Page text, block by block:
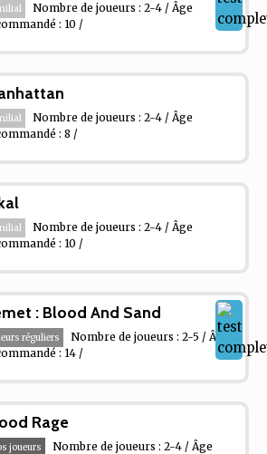
Nombre de joueurs : 2-4 / Âge
: 10 /
Nombre de joueurs : 2-4 / Âge
: 8 /
Nombre de joueurs : 2-4 / Âge
: 10 /
: Blood And Sand
réguliers
Nombre de joueurs : 2-5 / Âge
: 14 /
Rage
joueurs
Nombre de joueurs : 2-4 / Âge